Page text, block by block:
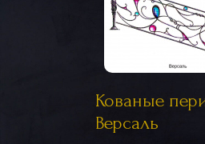
Кованые
Версаль